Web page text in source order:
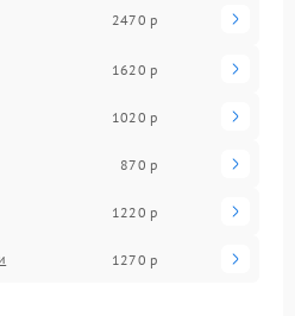
2470 р
1620 р
1020 р
870 р
1220 р
1270 р